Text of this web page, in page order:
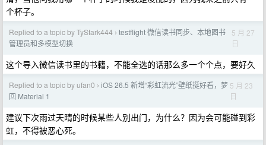
个杯子。
Replied to a topic by TyStark444 › testflight 微信读书同步、本地图书
管理员和多模型切换
5 月 27
日
这个导入微信读书里的书籍，不能全选的话那么多一个个点，要好久
Replied to a topic by ufan0 › iOS 26.5 新增“彩虹流光”壁纸挺好看，梦
回 Material 1
5 月 23
日
建议下次雨过天晴的时候某些人别出门，为什么？因为会可能碰到彩
虹，不得被恶心死。